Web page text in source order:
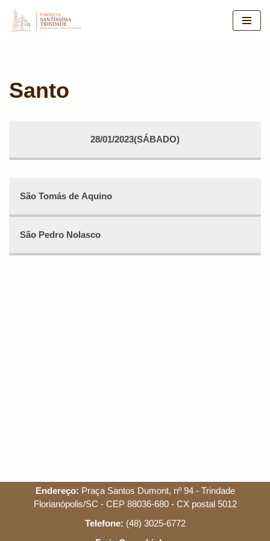
Pular
Santo
São Tomás de Aquino
São Pedro Nolasco
28/01/2023(SÁBADO)
Endereço: Praça Santos Dumont, nº 94 - Trindade
Florianópolis/SC - CEP 88036-680 - CX postal 5012
Telefone: (48) 3025-6772